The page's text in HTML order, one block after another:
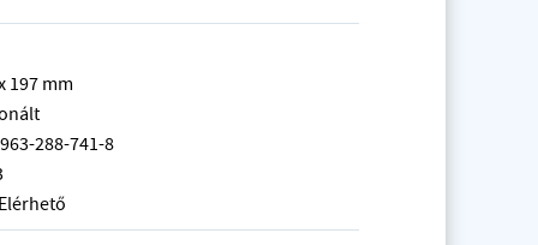
197 mm
288-741-8
Elérhető